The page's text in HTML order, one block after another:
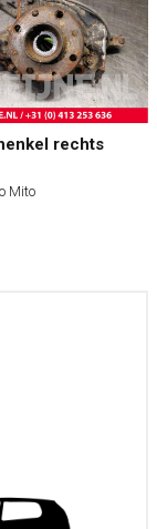
rechts
Mito